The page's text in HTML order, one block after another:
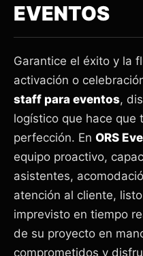
EVENTOS
Garantice el éxito y la
activación o
staff para eventos,
logístico que hace que
perfección. En ORS
equipo proactivo,
asistentes,
atención al cliente,
imprevisto en tiempo
de su proyecto en
comprometidos y